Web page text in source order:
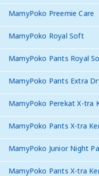
MamyPoko Preemie Care
MamyPoko Royal Soft
MamyPoko Pants Royal
MamyPoko Pants Extra
MamyPoko Perekat X-tra
MamyPoko Pants X-tra
MamyPoko Junior Night
MamyPoko Pants X-tra